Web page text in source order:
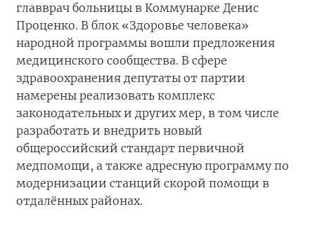
главврач больницы в Коммунарке Денис
Проценко. В блок «Здоровье человека»
народной программы вошли предложения
медицинского сообщества. В сфере
здравоохранения депутаты от партии
намерены реализовать комплекс
законодательных и других мер, в том числе
разработать и внедрить новый
общероссийский стандарт первичной
медпомощи, а также адресную программу по
модернизации станций скорой помощи в
отдалённых районах.